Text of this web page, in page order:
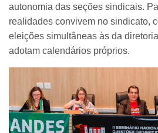
autonomia das seções sindicais.
realidades convivem no sindicato,
eleições simultâneas às da
adotam calendários próprios.